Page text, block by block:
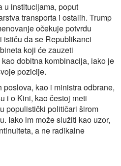
u institucijama, poput
transporta i ostalih. Trump
očekuje potvrdu
da se Republikanci
koji će zauzeti
dobitna kombinacija, iako je
pozicije.
kao i ministra odbrane,
i o Kini, kao čestoj meti
populistički političari širom
Iako im može služiti kao uzor,
a ne radikalne